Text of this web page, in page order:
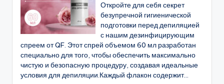
Откройте для себя секрет
безупречной гигиенической
подготовки перед депиляцией
с нашим дезинфицирующим
спреем от QF. Этот спрей объемом 60 мл разработан
специально для того, чтобы обеспечить максимально
чистую и безопасную процедуру, создавая идеальные
условия для депиляции.Каждый флакон содержит...